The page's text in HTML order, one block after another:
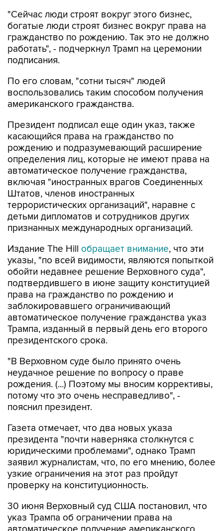
"Сейчас люди строят вокруг этого бизнес,
богатые люди строят бизнес вокруг права на
гражданство по рождению. Так это не должно
работать", - подчеркнул Трамп на церемонии
подписания.
По его словам, "сотни тысяч" людей
воспользовались таким способом получения
американского гражданства.
Президент подписал еще один указ, также
касающийся права на гражданство по
рождению и подразумевающий расширение
определения лиц, которые не имеют права на
автоматическое получение гражданства,
включая "иностранных врагов Соединенных
Штатов, членов иностранных
террористических организаций", наравне с
детьми дипломатов и сотрудников других
признанных международных организаций.
Издание The Hill обращает внимание, что эти
указы, "по всей видимости, являются попыткой
обойти недавнее решение Верховного суда",
подтвердившего в июне защиту конституцией
права на гражданство по рождению и
заблокировавшего ограничивающий
автоматическое получение гражданства указ
Трампа, изданный в первый день его второго
президентского срока.
"В Верховном суде было принято очень
неудачное решение по вопросу о праве
рождения. (...) Поэтому мы вносим коррективы,
потому что это очень несправедливо", -
пояснил президент.
Газета отмечает, что два новых указа
президента "почти наверняка столкнутся с
юридическими проблемами", однако Трамп
заявил журналистам, что, по его мнению, более
узкие ограничения на этот раз пройдут
проверку на конституционность.
30 июня Верховный суд США постановил, что
указ Трампа об ограничении права на